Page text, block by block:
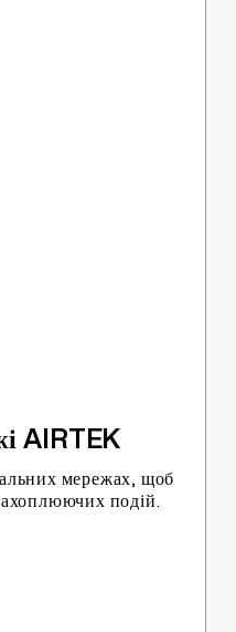
AIRTEK
мережах, щоб
подій.